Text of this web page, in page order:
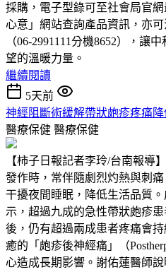
採購，電子型錄可至社會局官
心意」網站查詢產品資訊，亦
（06-2991111分機8652），讓
望的溫暖力量。
繼續閱讀
5天前
神經阻斷術緩解帶狀皰疹疼痛
醫療保健 醫療保健
【柿子日報記者李玲/台南報導
發作時，常伴隨劇烈灼熱與刺
干擾夜間睡眠，降低生活品質
示，超過九成的急性帶狀皰疹
後，仍有超過兩成患者疼痛會
癒的「皰疹後神經痛」（
心造成長期影響。謝佑蓮醫師